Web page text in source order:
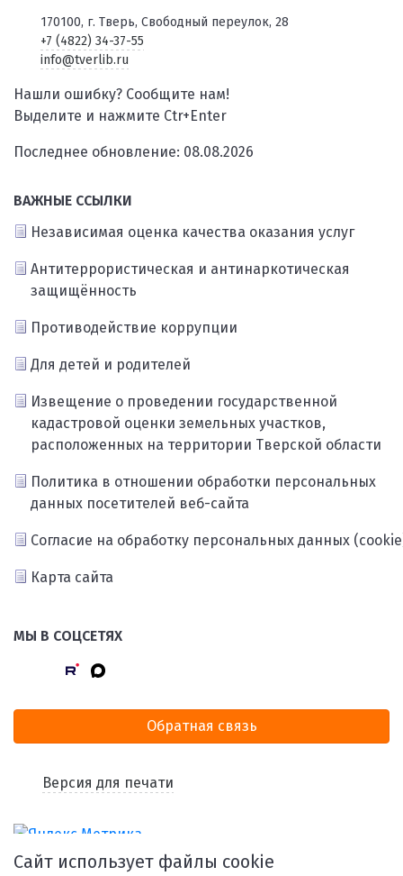
170100, г. Тверь, Свободный переулок, 28
+7 (4822) 34-37-55
info@tverlib.ru
Нашли ошибку? Сообщите нам!
Выделите и нажмите Ctr+Enter
Последнее обновление: 08.08.2026
ВАЖНЫЕ ССЫЛКИ
Независимая оценка качества оказания услуг
Антитеррористическая и антинаркотическая
защищённость
Противодействие коррупции
Для детей и родителей
Извещение о проведении государственной
кадастровой оценки земельных участков,
расположенных на территории Тверской области
Политика в отношении обработки персональных
данных посетителей веб-сайта
Согласие на обработку персональных данных
Карта сайта
МЫ В СОЦСЕТЯХ
Обратная связь
Версия для печати
Сайт использует файлы cookie